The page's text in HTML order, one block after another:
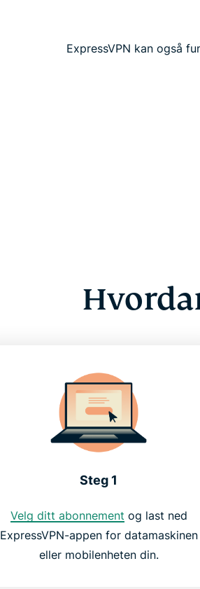
ExpressVPN kan også
Steg 1
Velg ditt abonnement og last ned
ExpressVPN-appen for datamaskinen
eller mobilenheten din.